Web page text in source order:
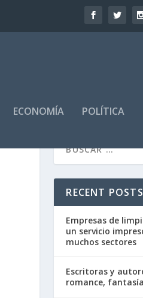
ECONOMÍA POLÍTICA
RECENT POSTS
Empresas de
un servicio
muchos sectores
Escritoras y
romance,